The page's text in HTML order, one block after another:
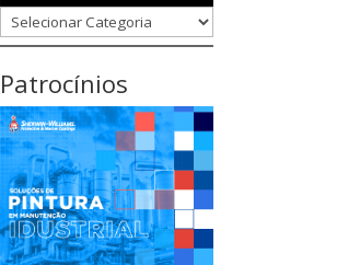
Categorias
Patrocínios